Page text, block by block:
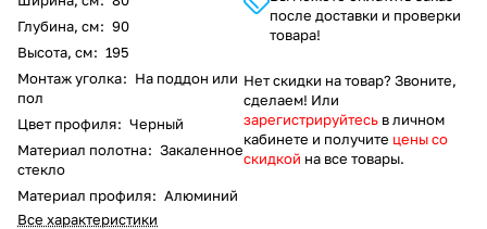
Глубина, см: 90
Высота, см: 195
Монтаж уголка: На поддон или
пол
Цвет профиля: Черный
Материал полотна: Закаленное
стекло
Материал профиля: Алюминий
Все характеристики
после доставки и проверки
товара!
Нет скидки на товар? Звоните,
сделаем! Или
зарегистрируйтесь в личном
кабинете и получите цены со
скидкой на все товары.